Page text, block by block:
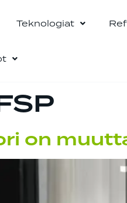
Teknologiat
on